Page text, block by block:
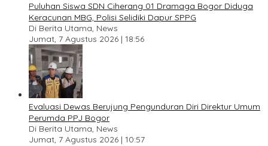
Puluhan Siswa SDN Ciherang 01 Dramaga Bogor Diduga
Keracunan MBG, Polisi Selidiki Dapur SPPG
Di Berita Utama, News
Jumat, 7 Agustus 2026 | 18:56
Evaluasi Dewas Berujung Pengunduran Diri Direktur Umum
Perumda PPJ Bogor
Di Berita Utama, News
Jumat, 7 Agustus 2026 | 10:57